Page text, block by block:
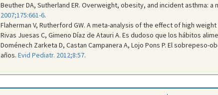
Beuther DA, Sutherland ER. Overweight, obesity, and incident asthma:
2007;175:661-6.
Flaherman V, Rutherford GW. A meta-analysis of the effect of high weight
Rivas Juesas C, Gimeno Díaz de Atauri A. Es dudoso que los hábitos
Doménech Zarketa D, Castan Campanera A, Lojo Pons P. El
años. Evid Pediatr. 2012;8:57.